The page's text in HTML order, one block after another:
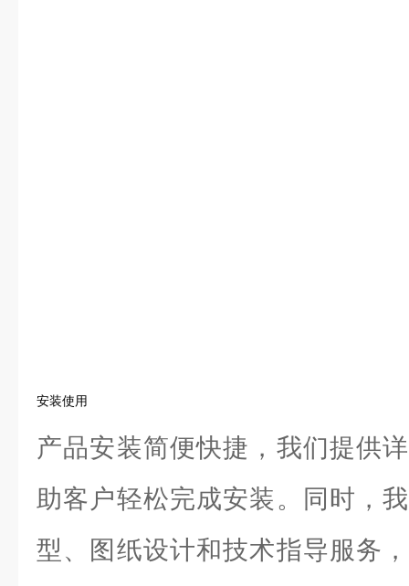
安装使用
产品安装简便快捷，我们提供
助客户轻松完成安装。同时，
型、图纸设计和技术指导服务